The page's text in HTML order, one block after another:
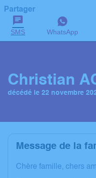
Partager
SMS WhatsApp
Christian
décédé le 22 novembre
Message de la
Chère famille, chers